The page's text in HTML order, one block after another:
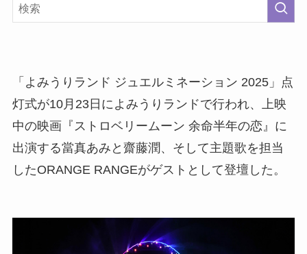
「よみうりランド ジュエルミネーション 2025」点
灯式が10月23日によみうりランドで行われ、上映
中の映画『ストロベリームーン 余命半年の恋』に
出演する當真あみと齋藤潤、そして主題歌を担当
したORANGE RANGEがゲストとして登壇した。